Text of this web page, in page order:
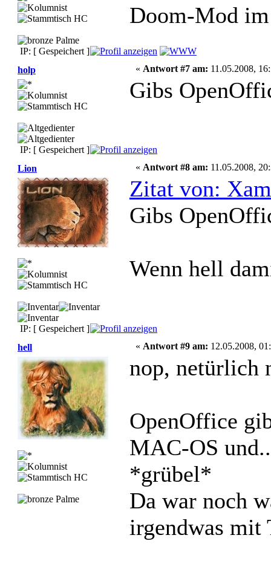
Doom-Mod
IP: [ Gespeichert ]
holp
« Antwort #7 am: 11.05.2008,
Gibs
IP: [ Gespeichert ]
Lion
« Antwort #8 am: 11.05.2008,
Zitat von:
Gibs
Wenn hell
IP: [ Gespeichert ]
hell
« Antwort #9 am: 12.05.2008,
nop, netürlich
OpenOffice
MAC-OS
*grübel*
Da war noch
irgendwas mit